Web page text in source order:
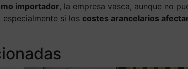
importador, la empresa vasca, aunque no
si los costes arancelarios